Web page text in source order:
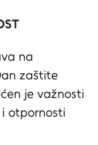
na
zaštite
je važnosti
otpornosti